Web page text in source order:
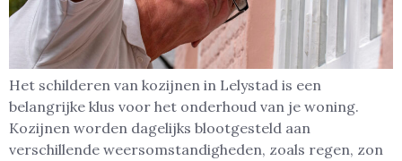
Het schilderen van kozijnen in Lelystad is een
belangrijke klus voor het onderhoud van je woning.
Kozijnen worden dagelijks blootgesteld aan
verschillende weersomstandigheden, zoals regen, zon